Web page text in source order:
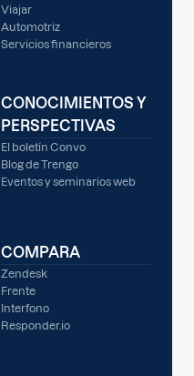
Viajar
Automotriz
Servicios financieros
CONOCIMIENTOS Y
PERSPECTIVAS
El boletín Convo
Blog de Trengo
Eventos y seminarios web
COMPARA
Zendesk
Frente
Interfono
Responder.io